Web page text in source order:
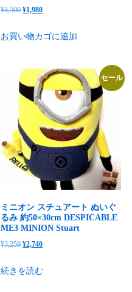
¥3,500 元
価
は
¥3,500
で
た。
¥1,980現
の
格
は
¥1,980
で
す。
お買い物カゴに追加
セール
ミニオン スチュアート ぬいぐ
るみ 約50×30cm DESPICABLE
ME3 MINION Stuart
¥3,259 元
価
¥2,740現
続きを読む